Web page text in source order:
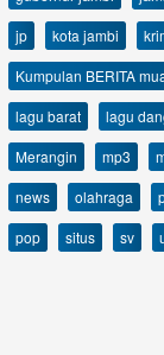
jp
kota jambi
Kumpulan BERITA
lagu barat
lagu
Merangin
mp3
news
olahraga
pop
situs sv